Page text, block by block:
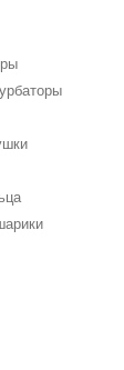
доставляют
можно
из
и композиты с